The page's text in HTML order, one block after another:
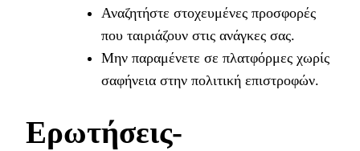
Αναζητήστε στοχευμένες προσφορές
που ταιριάζουν στις ανάγκες σας.
Μην παραμένετε σε πλατφόρμες χωρίς
σαφήνεια στην πολιτική επιστροφών.
Ερωτήσεις-